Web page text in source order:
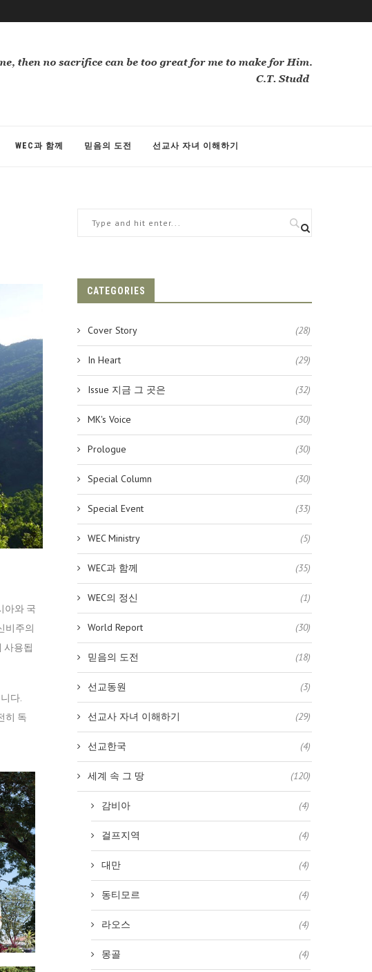
WEC과 함께 믿음의 도전 선교사 자녀 이해하기
아와 국
비주의
사용됩
다.
히 독
CATEGORIES
Cover Story (28)
In Heart (29)
Issue 지금 그 곳은 (32)
MK's Voice (30)
Prologue (30)
Special Column (30)
Special Event (33)
WEC Ministry (5)
WEC과 함께 (35)
WEC의 정신 (1)
World Report (30)
믿음의 도전 (18)
선교동원 (3)
선교사 자녀 이해하기 (29)
선교한국 (4)
세계 속 그 땅 (120)
감비아 (4)
걸프지역 (4)
대만 (4)
동티모르 (4)
라오스 (4)
몽골 (4)